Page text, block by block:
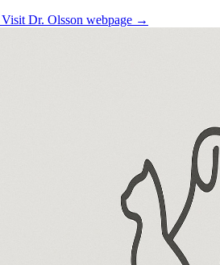
Visit Dr. Olsson webpage →